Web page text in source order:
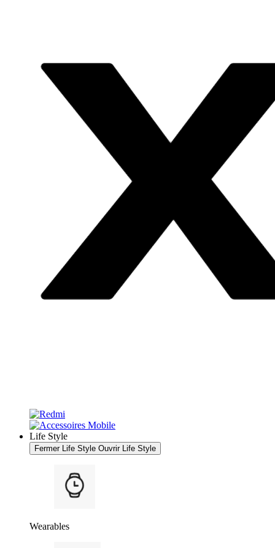
Life Style
Fermer Life Style Ouvrir Life Style
Wearables